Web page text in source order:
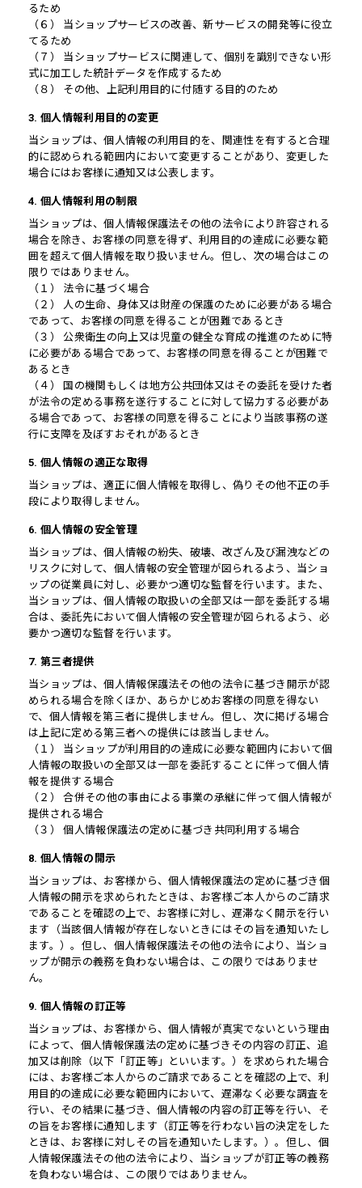
るため
（６） 当ショップサービスの改善、新サービスの開発等に役立
てるため
（７） 当ショップサービスに関連して、個別を識別できない形
式に加工した統計データを作成するため
（８） その他、上記利用目的に付随する目的のため
3. 個人情報利用目的の変更
当ショップは、個人情報の利用目的を、関連性を有すると合理
的に認められる範囲内において変更することがあり、変更した
場合にはお客様に通知又は公表します。
4. 個人情報利用の制限
当ショップは、個人情報保護法その他の法令により許容される
場合を除き、お客様の同意を得ず、利用目的の達成に必要な範
囲を超えて個人情報を取り扱いません。但し、次の場合はこの
限りではありません。
（１） 法令に基づく場合
（２） 人の生命、身体又は財産の保護のために必要がある場合
であって、お客様の同意を得ることが困難であるとき
（３） 公衆衛生の向上又は児童の健全な育成の推進のために特
に必要がある場合であって、お客様の同意を得ることが困難で
あるとき
（４） 国の機関もしくは地方公共団体又はその委託を受けた者
が法令の定める事務を遂行することに対して協力する必要があ
る場合であって、お客様の同意を得ることにより当該事務の遂
行に支障を及ぼすおそれがあるとき
5. 個人情報の適正な取得
当ショップは、適正に個人情報を取得し、偽りその他不正の手
段により取得しません。
6. 個人情報の安全管理
当ショップは、個人情報の紛失、破壊、改ざん及び漏洩などの
リスクに対して、個人情報の安全管理が図られるよう、当ショ
ップの従業員に対し、必要かつ適切な監督を行います。また、
当ショップは、個人情報の取扱いの全部又は一部を委託する場
合は、委託先において個人情報の安全管理が図られるよう、必
要かつ適切な監督を行います。
7. 第三者提供
当ショップは、個人情報保護法その他の法令に基づき開示が認
められる場合を除くほか、あらかじめお客様の同意を得ない
で、個人情報を第三者に提供しません。但し、次に掲げる場合
は上記に定める第三者への提供には該当しません。
（１） 当ショップが利用目的の達成に必要な範囲内において個
人情報の取扱いの全部又は一部を委託することに伴って個人情
報を提供する場合
（２） 合併その他の事由による事業の承継に伴って個人情報が
提供される場合
（３） 個人情報保護法の定めに基づき共同利用する場合
8. 個人情報の開示
当ショップは、お客様から、個人情報保護法の定めに基づき個
人情報の開示を求められたときは、お客様ご本人からのご請求
であることを確認の上で、お客様に対し、遅滞なく開示を行い
ます（当該個人情報が存在しないときにはその旨を通知いたし
ます。）。但し、個人情報保護法その他の法令により、当ショ
ップが開示の義務を負わない場合は、この限りではありませ
ん。
9. 個人情報の訂正等
当ショップは、お客様から、個人情報が真実でないという理由
によって、個人情報保護法の定めに基づきその内容の訂正、追
加又は削除（以下「訂正等」といいます。）を求められた場合
には、お客様ご本人からのご請求であることを確認の上で、利
用目的の達成に必要な範囲内において、遅滞なく必要な調査を
行い、その結果に基づき、個人情報の内容の訂正等を行い、そ
の旨をお客様に通知します（訂正等を行わない旨の決定をした
ときは、お客様に対しその旨を通知いたします。）。但し、個
人情報保護法その他の法令により、当ショップが訂正等の義務
を負わない場合は、この限りではありません。